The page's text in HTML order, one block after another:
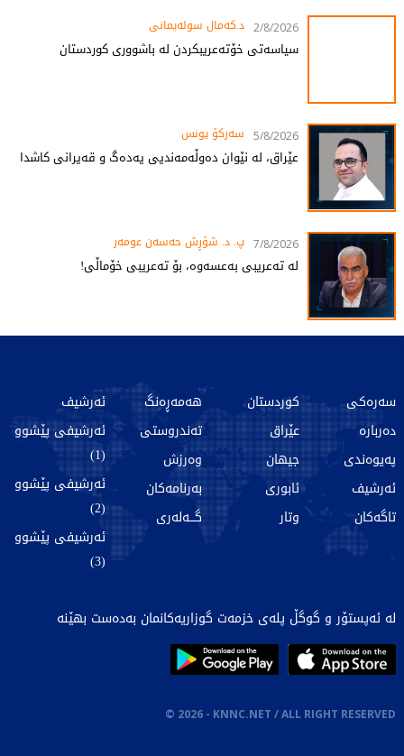
2/8/2026 د.کەمال سولەیمانی
سیاسەتی خۆتەعریبکردن لە باشووری کوردستان
5/8/2026 سەرکۆ یونس
عێراق، لە نێوان دەوڵەمەندیی یەدەگ و قەیرانی کاشدا
7/8/2026 پ. د. شۆڕش حەسەن عومەر
لە تەعریبی بەعسەوە، بۆ تەعریبی خۆماڵی!
سەرەکی
دەربارە
پەیوەندی
ئەرشیف
تاگەکان
کوردستان
عێراق
جیهان
ئابوری
وتار
هەمەڕەنگ
تەندروستی
وەرزش
بەرنامەکان
گـــەلەری
ئەرشیف
ئەرشیفی پێشوو
(1)
ئەرشیفی پێشوو
(2)
ئەرشیفی پێشوو
(3)
لە ئەپستۆر و گوگڵ پلەی خزمەت گوزاریەکانمان بەدەست بهێنە
© 2026 - KNNC.NET / ALL RIGHT RESERVED